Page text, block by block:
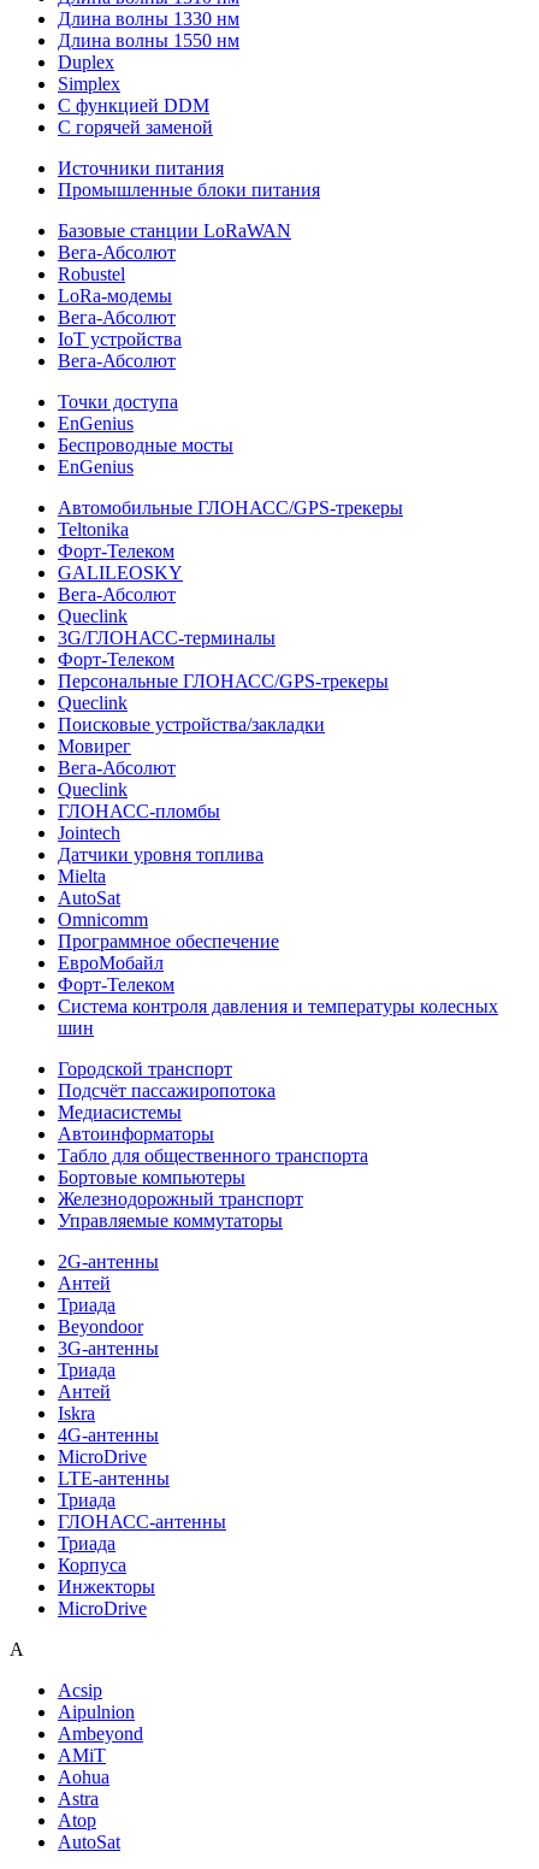
Длина волны 1330 нм
Длина волны 1550 нм
Duplex
Simplex
С функцией DDM
С горячей заменой
Источники питания
Промышленные блоки питания
Базовые станции LoRaWAN
Вега-Абсолют
Robustel
LoRa-модемы
Вега-Абсолют
IoT устройства
Вега-Абсолют
Точки доступа
EnGenius
Беспроводные мосты
EnGenius
Автомобильные ГЛОНАСС/GPS-трекеры
Teltonika
Форт-Телеком
GALILEOSKY
Вега-Абсолют
Queclink
3G/ГЛОНАСС-терминалы
Форт-Телеком
Персональные ГЛОНАСС/GPS-трекеры
Queclink
Поисковые устройства/закладки
Мовирег
Вега-Абсолют
Queclink
ГЛОНАСС-пломбы
Jointech
Датчики уровня топлива
Mielta
AutoSat
Omnicomm
Программное обеспечение
ЕвроМобайл
Форт-Телеком
Система контроля давления и температуры колесных
шин
Городской транспорт
Подсчёт пассажиропотока
Медиасистемы
Автоинформаторы
Табло для общественного транспорта
Бортовые компьютеры
Железнодорожный транспорт
Управляемые коммутаторы
2G-антенны
Антей
Триада
Beyondoor
3G-антенны
Триада
Антей
Iskra
4G-антенны
MicroDrive
LTE-антенны
Триада
ГЛОНАСС-антенны
Триада
Корпуса
Инжекторы
MicroDrive
A
Acsip
Aipulnion
Ambeyond
AMiT
Aohua
Astra
Atop
AutoSat